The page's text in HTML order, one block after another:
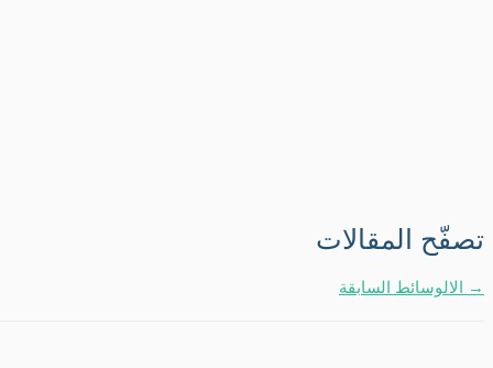
تصفّح المقالات
→الالوسائط السابقة